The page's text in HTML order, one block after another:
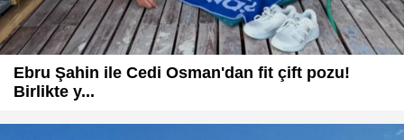
Ebru Şahin ile Cedi Osman'dan fit çift pozu!
Birlikte y...